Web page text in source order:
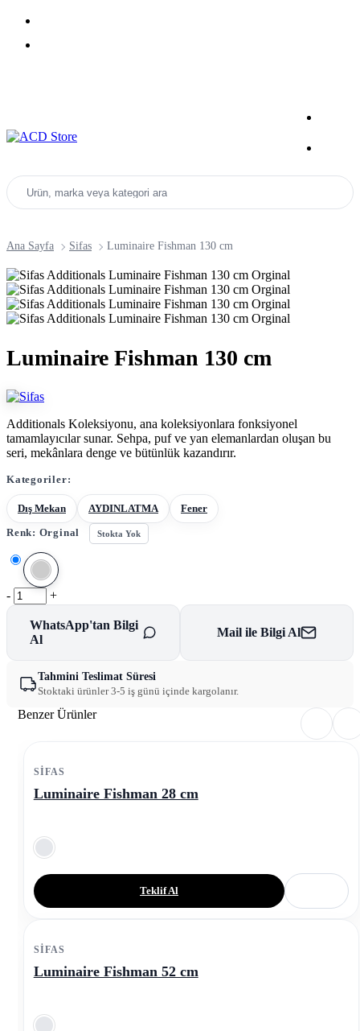
Ürün, marka veya kategori ara
Ana Sayfa Sifas Luminaire Fishman 130 cm
Luminaire Fishman 130 cm
Additionals Koleksiyonu, ana koleksiyonlara fonksiyonel
tamamlayıcılar sunar. Sehpa, puf ve yan elemanlardan oluşan bu
seri, mekânlara denge ve bütünlük kazandırır.
Kategoriler:
Dış Mekan AYDINLATMA
Fener
Renk: Orginal Stokta Yok
- +
WhatsApp'tan Bilgi
Al
Mail ile Bilgi Al
Tahmini Teslimat Süresi
Stoktaki ürünler 3-5 iş günü içinde kargolanır.
Benzer Ürünler
SIFAS
Luminaire Fishman 28 cm
Teklif Al
SIFAS
Luminaire Fishman 52 cm